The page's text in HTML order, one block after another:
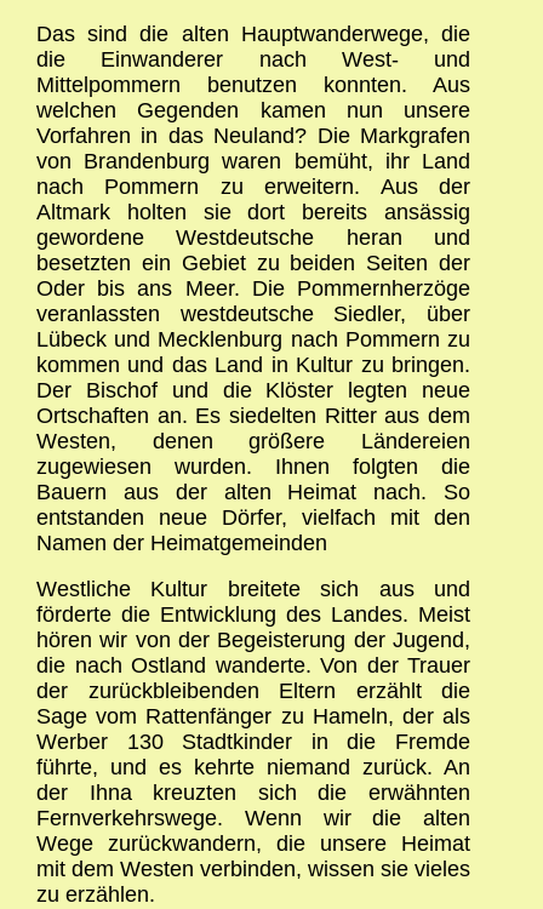
Das sind die alten Hauptwanderwege, die
die Einwanderer nach West- und
Mittelpommern benutzen konnten. Aus
welchen Gegenden kamen nun unsere
Vorfahren in das Neuland? Die Markgrafen
von Brandenburg waren bemüht, ihr Land
nach Pommern zu erweitern. Aus der
Altmark holten sie dort bereits ansässig
gewordene Westdeutsche heran und
besetzten ein Gebiet zu beiden Seiten der
Oder bis ans Meer. Die Pommernherzöge
veranlassten westdeutsche Siedler, über
Lübeck und Mecklenburg nach Pommern zu
kommen und das Land in Kultur zu bringen.
Der Bischof und die Klöster legten neue
Ortschaften an. Es siedelten Ritter aus dem
Westen, denen größere Ländereien
zugewiesen wurden. Ihnen folgten die
Bauern aus der alten Heimat nach. So
entstanden neue Dörfer, vielfach mit den
Namen der Heimatgemeinden
Westliche Kultur breitete sich aus und
förderte die Entwicklung des Landes. Meist
hören wir von der Begeisterung der Jugend,
die nach Ostland wanderte. Von der Trauer
der zurückbleibenden Eltern erzählt die
Sage vom Rattenfänger zu Hameln, der als
Werber 130 Stadtkinder in die Fremde
führte, und es kehrte niemand zurück. An
der Ihna kreuzten sich die erwähnten
Fernverkehrswege. Wenn wir die alten
Wege zurückwandern, die unsere Heimat
mit dem Westen verbinden, wissen sie vieles
zu erzählen.